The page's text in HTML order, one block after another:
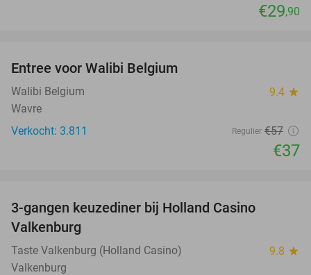
€29,90
Entree voor Walibi Belgium
Walibi Belgium 9.4 star
Wavre
Verkocht: 3.811
Regulier €57
€37
3-gangen keuzediner bij Holland Casino
Valkenburg
Taste Valkenburg (Holland Casino) 9.8 star
Valkenburg